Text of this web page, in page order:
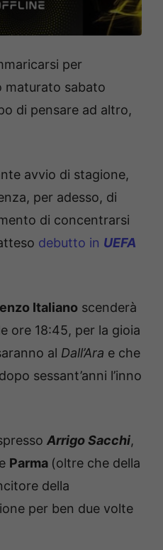
per
maturato sabato
di pensare ad altro,
avvio di stagione,
per adesso, di
di concentrarsi
debutto in UEFA
Italiano scenderà
ore 18:45, per la gioia
al Dall’Ara e che
sessant’anni l’inno
Arrigo Sacchi,
e Parma (oltre che della
della
per ben due volte